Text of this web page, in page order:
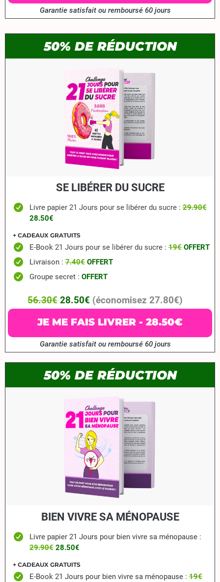
Garantie satisfait ou remboursé 60 jours
50% DE RÉDUCTION
SE LIBÉRER DU SUCRE
Livre papier 21 Jours pour se libérer du sucre : 29.90€
28.50€
+ CADEAUX GRATUITS
E-Book 21 Jours pour se libérer du sucre:19€OFFERT
Livraison : 7.40€OFFERT
Groupe secret : OFFERT
56.30€ 28.50€ (économisez 27.80€)
JE ME FAIS LIVRER - 28.50€
Garantie satisfait ou remboursé 60 jours
50% DE RÉDUCTION
BIEN VIVRE SA MÉNOPAUSE
Livre papier 21 Jours pour bien vivre sa ménopause :
29.90€28.50€
+ CADEAUX GRATUITS
E-Book 21 Jours pour bien vivre sa ménopause :19€